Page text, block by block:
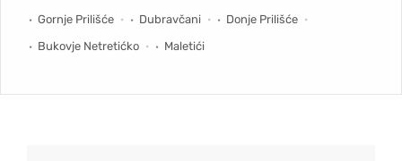
Gornje Prilišće
Dubravčani
Donje Prilišće
Bukovje Netretićko
Maletići